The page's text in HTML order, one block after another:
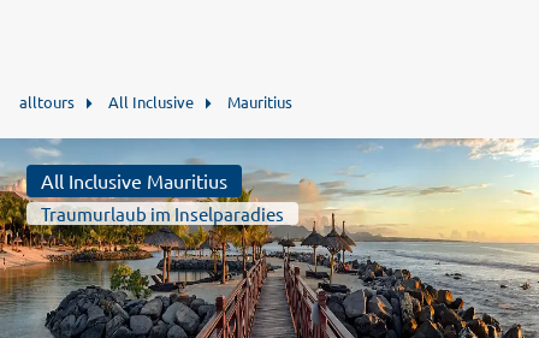
alltours All Inclusive Mauritius
All Inclusive Mauritius
Traumurlaub im Inselparadies